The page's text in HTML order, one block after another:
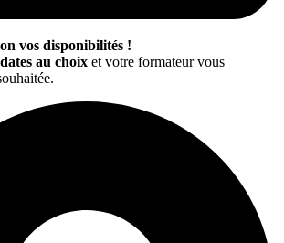
vos disponibilités !
au choix et votre formateur vous